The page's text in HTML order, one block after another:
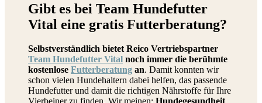
Gibt es bei Team Hundefutter
Vital eine gratis Futterberatung?
Selbstverständlich bietet Reico Vertriebspartner
Team Hundefutter Vital noch immer die berühmte
kostenlose Futterberatung an. Damit konnten wir
schon vielen Hundehaltern dabei helfen, das passende
Hundefutter und damit die richtigen Nährstoffe für Ihre